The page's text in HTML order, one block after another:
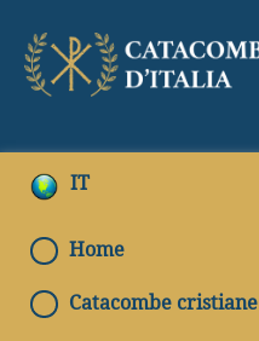
IT
Home
Catacombe cristiane